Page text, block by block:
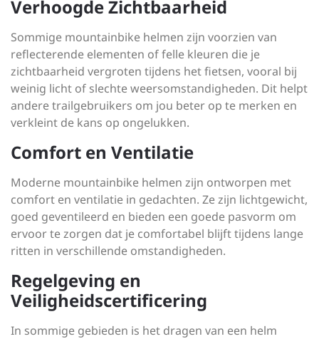
Verhoogde Zichtbaarheid
Sommige mountainbike helmen zijn voorzien van
reflecterende elementen of felle kleuren die je
zichtbaarheid vergroten tijdens het fietsen, vooral bij
weinig licht of slechte weersomstandigheden. Dit helpt
andere trailgebruikers om jou beter op te merken en
verkleint de kans op ongelukken.
Comfort en Ventilatie
Moderne mountainbike helmen zijn ontworpen met
comfort en ventilatie in gedachten. Ze zijn lichtgewicht,
goed geventileerd en bieden een goede pasvorm om
ervoor te zorgen dat je comfortabel blijft tijdens lange
ritten in verschillende omstandigheden.
Regelgeving en
Veiligheidscertificering
In sommige gebieden is het dragen van een helm